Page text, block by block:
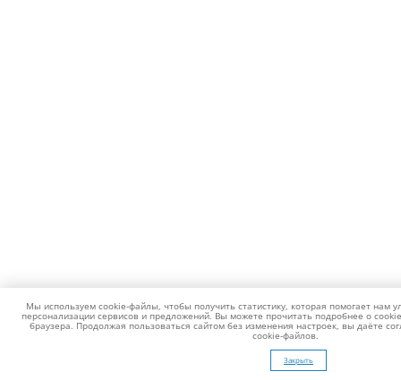
Мы используем cookie-файлы, чтобы получить статистику, которая помогает нам
персонализации сервисов и предложений. Вы можете прочитать подробнее о
браузера. Продолжая пользоваться сайтом без изменения настроек, вы даёте
cookie-файлов.